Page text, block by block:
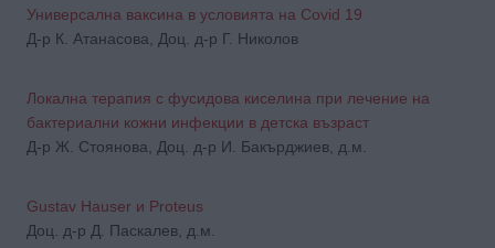
Универсална ваксина в условията на Covid 19
Д-р К. Атанасова, Доц. д-р Г. Николов
Локална терапия с фусидова киселина при лечение на
бактериални кожни инфекции в детска възраст
Д-р Ж. Стоянова, Доц. д-р И. Бакърджиев, д.м.
Gustav Hauser и Proteus
Доц. д-р Д. Паскалев, д.м.